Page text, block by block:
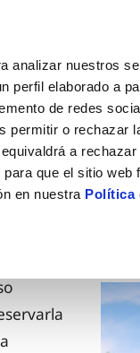
analizar nuestros
perfil elaborado a
de redes
permitir o
a
que el sitio web
en nuestra Política
VER TODAS LAS
Tu Agua